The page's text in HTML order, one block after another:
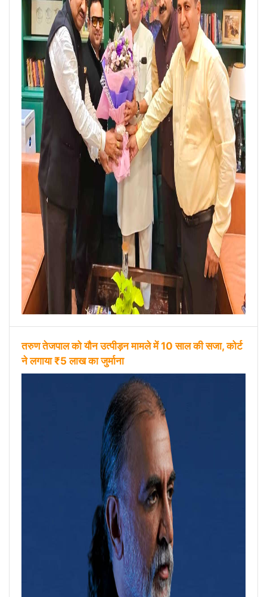
तरुण तेजपाल को यौन उत्पीड़न मामले में 10 साल की सजा, कोर्ट
ने लगाया ₹5 लाख का जुर्माना